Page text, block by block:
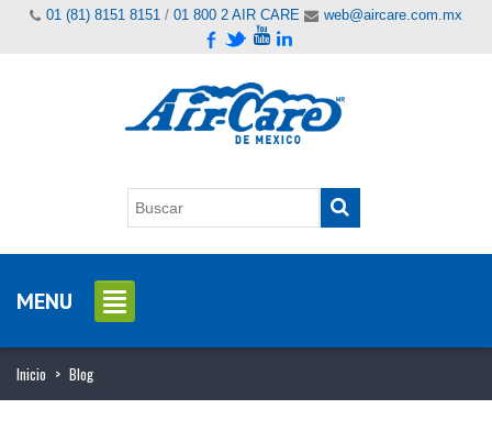
01 (81) 8151 8151 / 01 800 2 AIR CARE web@aircare.com.mx
MENU
Inicio > Blog